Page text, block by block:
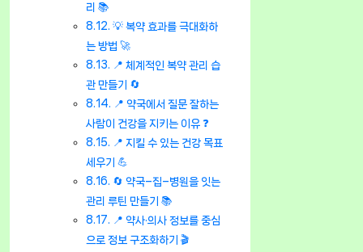
리 📚
💡 복약 효과를 극대화하
는 방법 🚀
📍 체계적인 복약 관리 습
관 만들기 🔄
📍 약국에서 질문 잘하는
사람이 건강을 지키는 이유 ❓
📍 지킬 수 있는 건강 목표
세우기 💪
🔄 약국–집–병원을 잇는
관리 루틴 만들기 📚
📍 약사·의사 정보를 중심
으로 정보 구조화하기 🎬